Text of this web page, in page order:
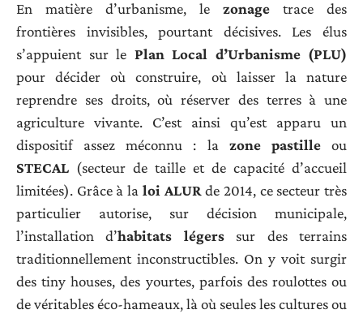
En matière d’urbanisme, le zonage trace des
frontières invisibles, pourtant décisives. Les élus
s’appuient sur le Plan Local d’Urbanisme (PLU)
pour décider où construire, où laisser la nature
reprendre ses droits, où réserver des terres à une
agriculture vivante. C’est ainsi qu’est apparu un
dispositif assez méconnu : la zone pastilleou
STECAL (secteur de taille et de capacité d’accueil
limitées). Grâce à la loi ALURde 2014, ce secteur très
particulier autorise, sur décision municipale,
l’installation d’habitats légerssur des terrains
traditionnellement inconstructibles. On y voit surgir
des tiny houses, des yourtes, parfois des roulottes ou
de véritables éco-hameaux, là où seules les cultures ou